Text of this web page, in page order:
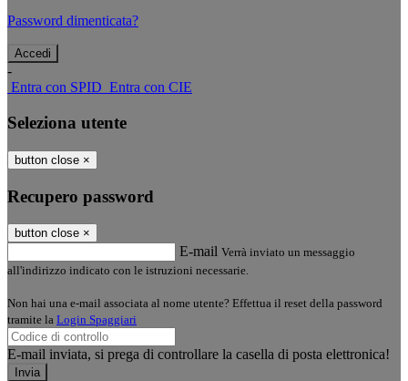
Password dimenticata?
-
Entra con SPID Entra con CIE
Seleziona utente
button close ×
Recupero password
button close ×
E-mail Verrà inviato un messaggio
all'indirizzo indicato con le istruzioni necessarie.
Non hai una e-mail associata al nome utente? Effettua il reset della password
tramite la Login Spaggiari
E-mail inviata, si prega di controllare la casella di posta elettronica!